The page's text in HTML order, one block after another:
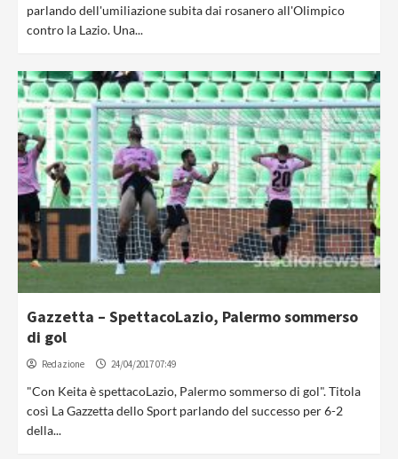
parlando dell'umiliazione subita dai rosanero all'Olimpico
contro la Lazio. Una...
Gazzetta – SpettacoLazio, Palermo sommerso
di gol
Redazione 24/04/2017 07:49
"Con Keita è spettacoLazio, Palermo sommerso di gol". Titola
così La Gazzetta dello Sport parlando del successo per 6-2
della...